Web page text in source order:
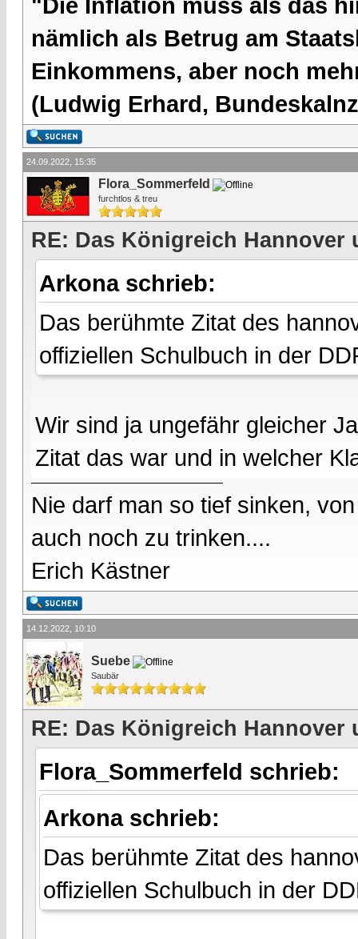
nämlich als Betrug am
Einkommens, aber noch
(Ludwig Erhard,
24.09.2022, 15:35
Flora_Sommerfeld
furchtlos & treu
RE: Das Königreich Hannover
Arkona schrieb:
Das berühmte Zitat des
offiziellen Schulbuch in der
Wir sind ja ungefähr gleicher
Zitat das war und in welcher
Nie darf man so tief sinken,
auch noch zu trinken....
Erich Kästner
14.12.2022, 10:10
Suebe
Saubär
RE: Das Königreich Hannover
Flora_Sommerfeld schrieb:
Arkona schrieb:
Das berühmte Zitat des
offiziellen Schulbuch in der